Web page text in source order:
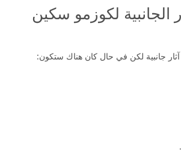
الجانبية لكوزمو سكين
آثار جانبية لكن في حال كان هناك ستكون: